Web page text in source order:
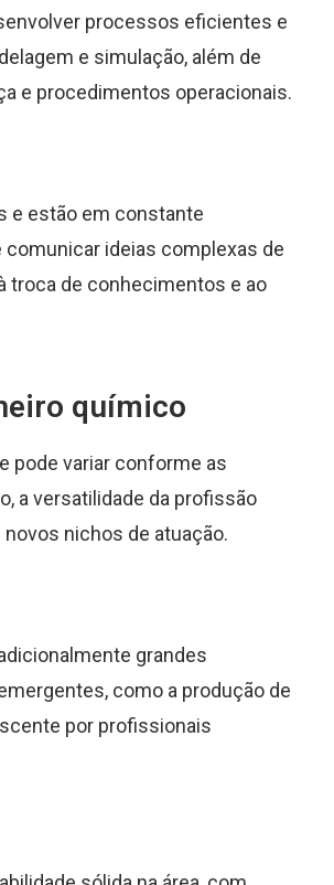
processos eficientes e
e simulação, além de
e procedimentos operacionais.
e estão em constante
ideias complexas de
troca de conhecimentos e ao
químico
pode variar conforme as
a versatilidade da profissão
nichos de atuação.
grandes
como a produção de
por profissionais